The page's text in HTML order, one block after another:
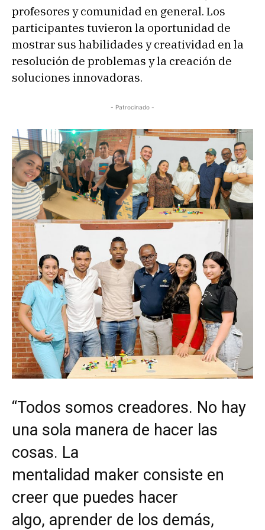
profesores y comunidad en general. Los
participantes tuvieron la oportunidad de
mostrar sus habilidades y creatividad en la
resolución de problemas y la creación de
soluciones innovadoras.
- Patrocinado -
“Todos somos creadores. No hay
una sola manera de hacer las
cosas. La
mentalidad maker consiste en
creer que puedes hacer
algo, aprender de los demás,